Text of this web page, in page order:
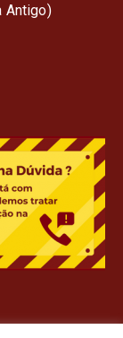
Antigo)